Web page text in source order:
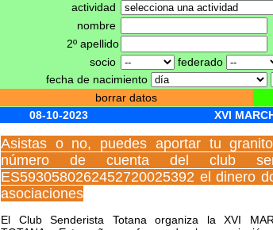
actividad
nombre
2º apellido
socio
federado
fecha de nacimiento
borrar datos
08-10-2023
XVI
Asistas o no, puedes aportar tu
número de cuenta del club
ES5930580262452720025392 el dinero
asociaciones
El Club Senderista Totana organiza la XVI